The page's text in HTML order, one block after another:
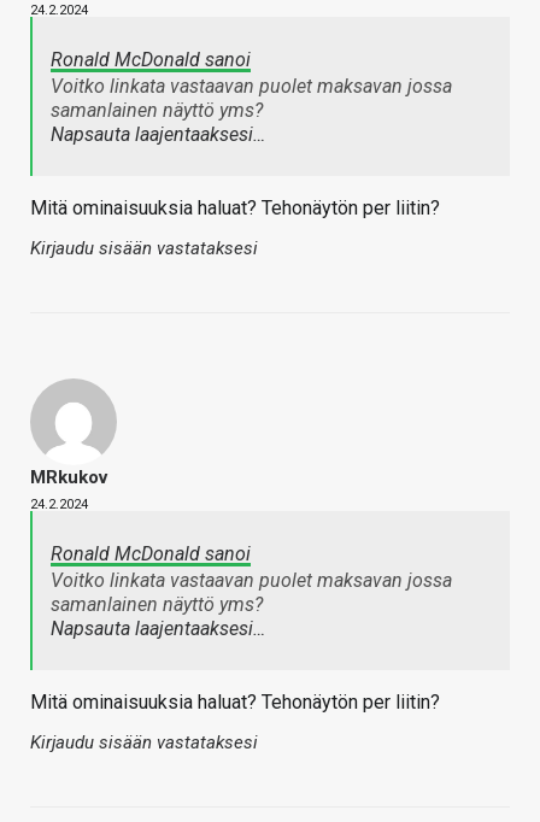
24.2.2024
Ronald McDonald sanoi
Voitko linkata vastaavan puolet maksavan jossa
samanlainen näyttö yms?
Napsauta laajentaaksesi…
Mitä ominaisuuksia haluat? Tehonäytön per liitin?
Kirjaudu sisään vastataksesi
MRkukov
24.2.2024
Ronald McDonald sanoi
Voitko linkata vastaavan puolet maksavan jossa
samanlainen näyttö yms?
Napsauta laajentaaksesi…
Mitä ominaisuuksia haluat? Tehonäytön per liitin?
Kirjaudu sisään vastataksesi